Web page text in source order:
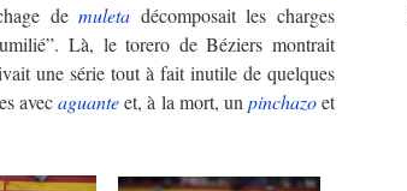
demuleta décomposait les charges
Là, le torero de Béziers montrait
une série tout à fait inutile de quelques
avecaguanteet, à la mort, un pinchazoet